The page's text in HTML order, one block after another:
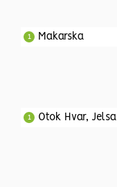
Makarska
1
Otok Hvar, Jelsa
1